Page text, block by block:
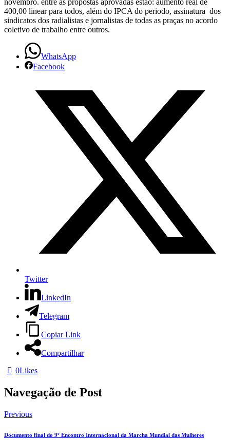
assembleia
em
todas
as
praças
400,00 linear para todos, além do IPCA do periodo, assinatura dos
sindicatos dos radialistas e jornalistas de todas as praças no acordo
coletivo de trabalho entre outros.
WhatsApp
Facebook
Twitter
LinkedIn
Telegram
Copiar Link
Compartilhar
0Likes
Navegação de Post
Previous
Documento final do 9º Encontro Internacional da Marcha Mundial das Mulheres